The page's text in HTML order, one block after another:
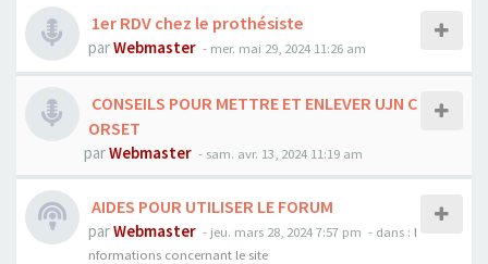
1er RDV chez le prothésiste
parWebmaster - mer. mai 29, 2024 11:26 am
CONSEILS POUR METTRE ET ENLEVER UJN C
ORSET
parWebmaster - sam. avr. 13, 2024 11:19 am
AIDES POUR UTILISER LE FORUM
parWebmaster - jeu. mars 28, 2024 7:57 pm - dans : I
nformations concernant le site